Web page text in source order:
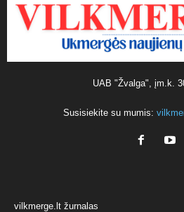
UAB "Žvalga", įm.k.
Susisiekite su mumis:
vilkmerge.lt žurnalas